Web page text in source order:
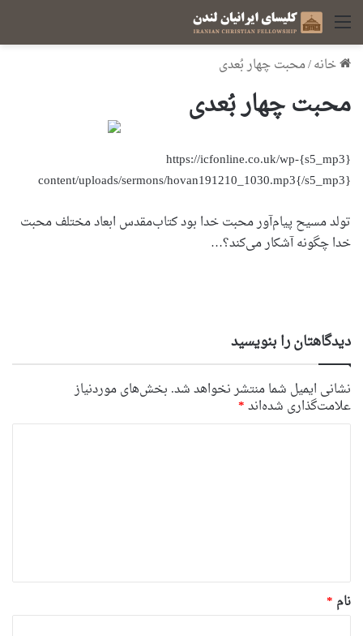
منو
خانه/محبت چهار بُعدی
محبت چهار بُعدی
{s5_mp3}https://icfonline.co.uk/wp-
content/uploads/sermons/hovan191210_1030.mp3{/s5_mp3}
تولد مسیح پیام‌آور محبت خدا بود کتاب‌مقدس ابعاد مختلف محبت
خدا چگونه آشکار می‌کند؟…
دیدگاهتان را بنویسید
نشانی ایمیل شما منتشر نخواهد شد. بخش‌های موردنیاز
علامت‌گذاری شده‌اند*
*
نام *